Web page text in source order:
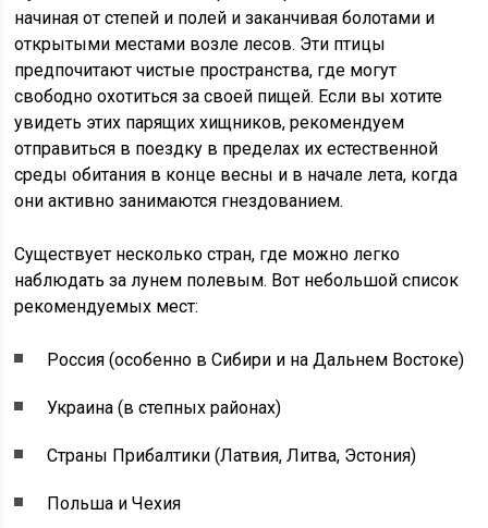
начиная от степей и полей и заканчивая болотами и
открытыми местами возле лесов. Эти птицы
предпочитают чистые пространства, где могут
свободно охотиться за своей пищей. Если вы хотите
увидеть этих парящих хищников, рекомендуем
отправиться в поездку в пределах их естественной
среды обитания в конце весны и в начале лета, когда
они активно занимаются гнездованием.
Существует несколько стран, где можно легко
наблюдать за лунем полевым. Вот небольшой список
рекомендуемых мест:
Россия (особенно в Сибири и на Дальнем Востоке)
Украина (в степных районах)
Страны Прибалтики (Латвия, Литва, Эстония)
Польша и Чехия